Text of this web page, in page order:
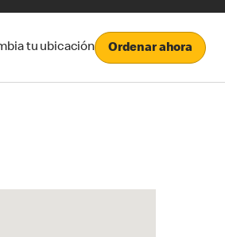
tu ubicación Ordenar ahora